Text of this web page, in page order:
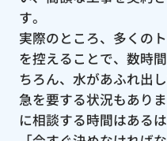
す。
実際のところ、多くの
を控えることで、数時
ちろん、水があふれ出
急を要する状況もあり
に相談する時間はあるは